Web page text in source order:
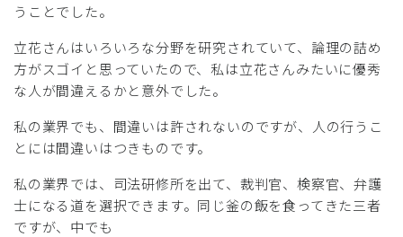
うことでした。
立花さんはいろいろな分野を研究されていて、論理の詰め
方がスゴイと思っていたので、私は立花さんみたいに優秀
な人が間違えるかと意外でした。
私の業界でも、間違いは許されないのですが、人の行うこ
とには間違いはつきものです。
私の業界では、司法研修所を出て、裁判官、検察官、弁護
士になる道を選択できます。同じ釜の飯を食ってきた三者
ですが、中でも